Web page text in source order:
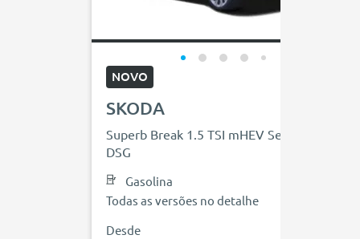
NOVO
SKODA
Superb Break 1.5 TSI mHEV Selection
DSG
Gasolina
Todas as versões no detalhe
Desde